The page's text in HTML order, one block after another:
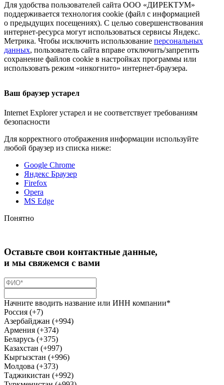
Для удобства пользователей сайта ООО «ДИРЕКТУМ»
поддерживается технология cookie (файл с информацией
о предыдущих посещениях). С целью совершенствования
интернет-ресурса могут использоваться сервисы Яндекс.
Метрика. Чтобы исключить использование персональных
данных, пользователь сайта вправе отключить/запретить
сохранение файлов cookie в настройках программы или
использовать режим «инкогнито» интернет-браузера.
Ваш браузер устарел
Internet Explorer устарел и не соответствует требованиям
безопасности
Для корректного отображения информации используйте
любой браузер из списка ниже:
Google Chrome
Яндекс Браузер
Firefox
Opera
MS Edge
Понятно
Оставьте свои контактные данные,
и мы свяжемся с вами
Начните вводить название или ИНН компании*
Россия (+7)
Азербайджан (+994)
Армения (+374)
Беларусь (+375)
Казахстан (+997)
Кыргызстан (+996)
Молдова (+373)
Таджикистан (+992)